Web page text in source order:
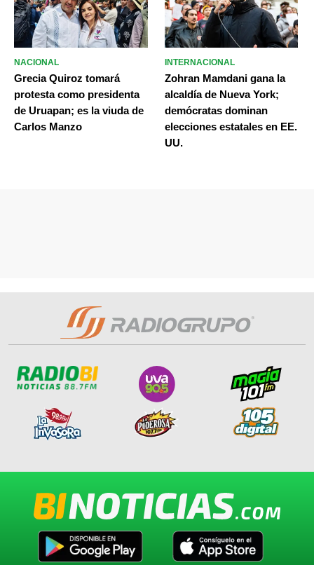
NACIONAL
Grecia Quiroz tomará
protesta como presidenta
de Uruapan; es la viuda de
Carlos Manzo
INTERNACIONAL
Zohran Mamdani gana la
alcaldía de Nueva York;
demócratas dominan
elecciones estatales en EE.
UU.